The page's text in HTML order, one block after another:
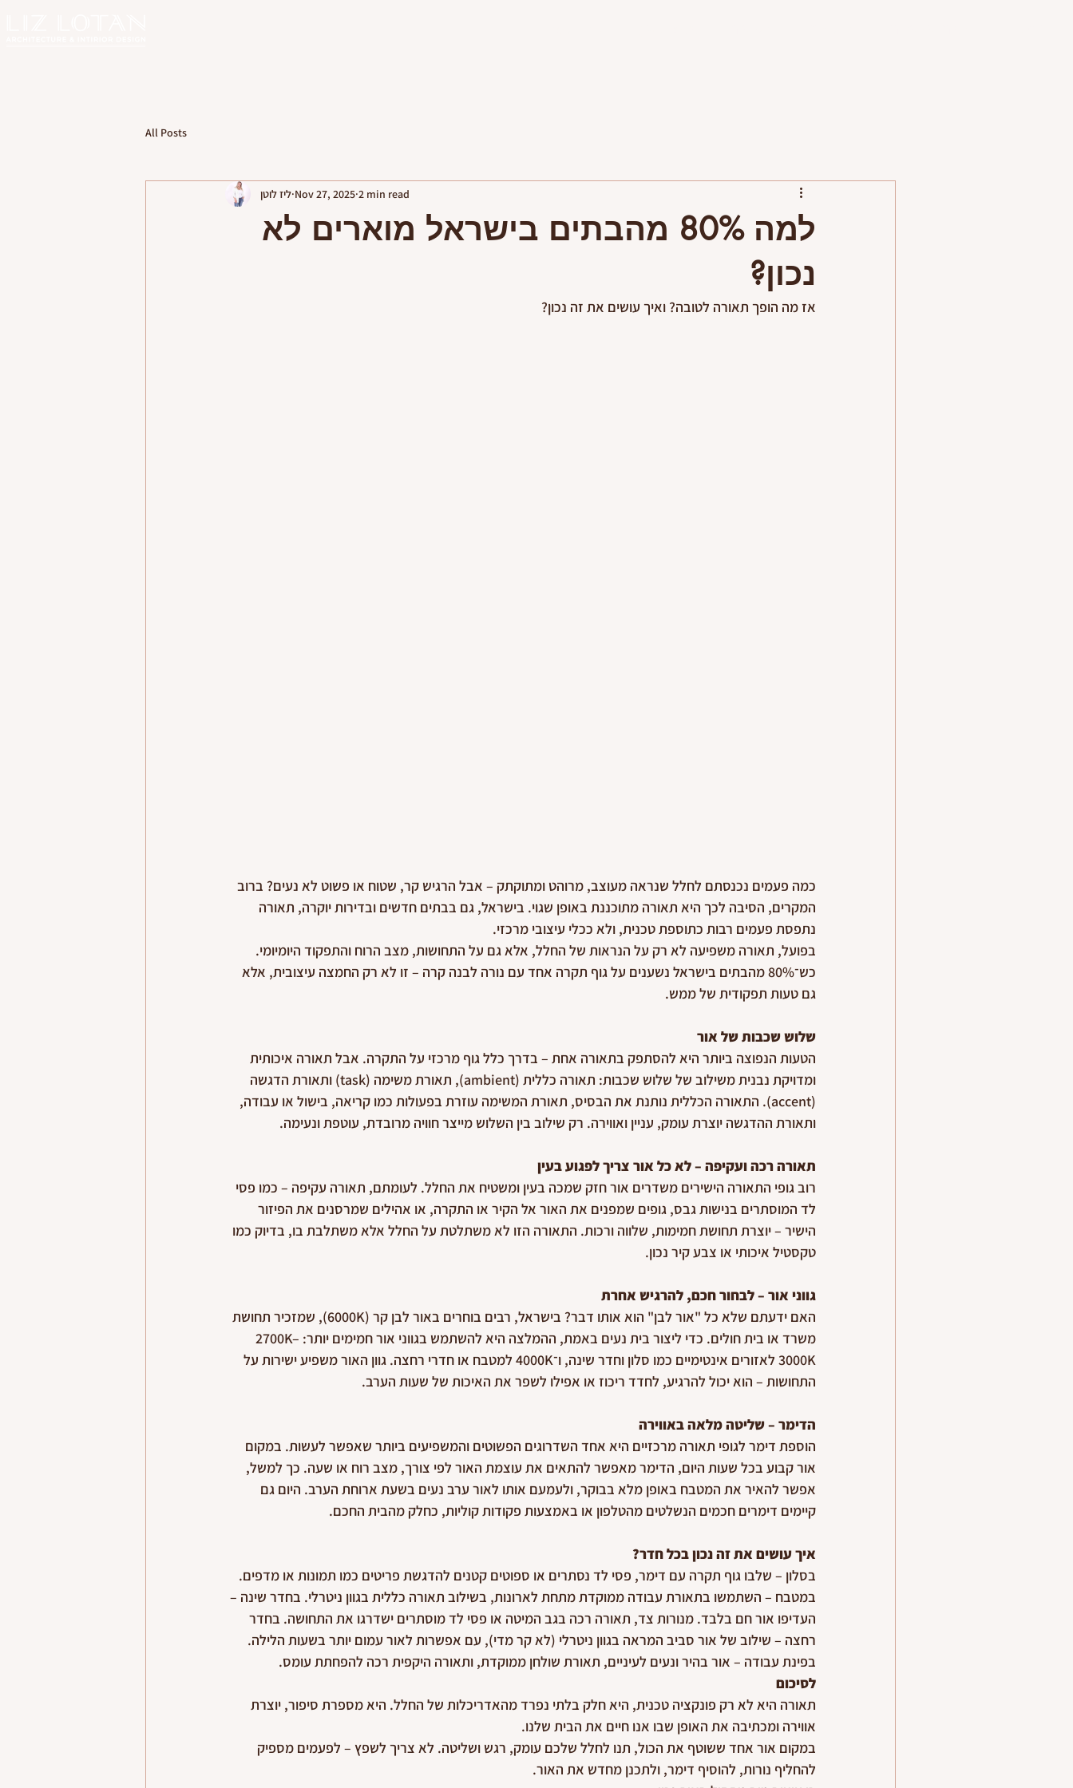
All Posts
למה 80% מהבתים בישראל מוארים לא
נכון?
ליז לוטן Nov 27, 2025 2 min read
אז מה הופך תאורה לטובה? ואיך עושים את זה נכון?
כמה פעמים נכנסתם לחלל שנראה מעוצב, מרוהט ומתוקתק – אבל הרגיש קר, שטוח או פשוט לא נעים? ברוב
המקרים, הסיבה לכך היא תאורה מתוכננת באופן שגוי. בישראל, גם בבתים חדשים ובדירות יוקרה, תאורה
נתפסת פעמים רבות כתוספת טכנית, ולא ככלי עיצובי מרכזי.
בפועל, תאורה משפיעה לא רק על הנראות של החלל, אלא גם על התחושות, מצב הרוח והתפקוד היומיומי.
כש־80% מהבתים בישראל נשענים על גוף תקרה אחד עם נורה לבנה קרה – זו לא רק החמצה עיצובית, אלא
גם טעות תפקודית של ממש.
שלוש שכבות של אור
הטעות הנפוצה ביותר היא להסתפק בתאורה אחת – בדרך כלל גוף מרכזי על התקרה. אבל תאורה איכותית
ומדויקת נבנית משילוב של שלוש שכבות: תאורה כללית (ambient), תאורת משימה (task) ותאורת הדגשה
(accent). התאורה הכללית נותנת את הבסיס, תאורת המשימה עוזרת בפעולות כמו קריאה, בישול או עבודה,
ותאורת ההדגשה יוצרת עומק, עניין ואווירה. רק שילוב בין השלוש מייצר חוויה מרובדת, עוטפת ונעימה.
תאורה רכה ועקיפה – לא כל אור צריך לפגוע בעין
רוב גופי התאורה הישירים משדרים אור חזק שמכה בעין ומשטיח את החלל. לעומתם, תאורה עקיפה – כמו פסי
לד המוסתרים בנישות גבס, גופים שמפנים את האור אל הקיר או התקרה, או אהילים שמרסנים את הפיזור
הישיר – יוצרת תחושת חמימות, שלווה ורכות. התאורה הזו לא משתלטת על החלל אלא משתלבת בו, בדיוק כמו
טקסטיל איכותי או צבע קיר נכון.
גווני אור – לבחור חכם, להרגיש אחרת
האם ידעתם שלא כל "אור לבן" הוא אותו דבר? בישראל, רבים בוחרים באור לבן קר (6000K), שמזכיר תחושת
משרד או בית חולים. כדי ליצור בית נעים באמת, ההמלצה היא להשתמש בגווני אור חמימים יותר: 2700K–
3000K לאזורים אינטימיים כמו סלון וחדר שינה, ו־4000K למטבח או חדרי רחצה. גוון האור משפיע ישירות על
התחושות – הוא יכול להרגיע, לחדד ריכוז או אפילו לשפר את האיכות של שעות הערב.
הדימר – שליטה מלאה באווירה
הוספת דימר לגופי תאורה מרכזיים היא אחד השדרוגים הפשוטים והמשפיעים ביותר שאפשר לעשות. במקום
אור קבוע בכל שעות היום, הדימר מאפשר להתאים את עוצמת האור לפי צורך, מצב רוח או שעה. כך למשל,
אפשר להאיר את המטבח באופן מלא בבוקר, ולעמעם אותו לאור ערב נעים בשעת ארוחת הערב. היום גם
קיימים דימרים חכמים הנשלטים מהטלפון או באמצעות פקודות קוליות, כחלק מהבית החכם.
איך עושים את זה נכון בכל חדר?
בסלון – שלבו גוף תקרה עם דימר, פסי לד נסתרים או ספוטים קטנים להדגשת פריטים כמו תמונות או מדפים.
במטבח – השתמשו בתאורת עבודה ממוקדת מתחת לארונות, בשילוב תאורה כללית בגוון ניטרלי. בחדר שינה –
העדיפו אור חם בלבד. מנורות צד, תאורה רכה בגב המיטה או פסי לד מוסתרים ישדרגו את התחושה. בחדר
רחצה – שילוב של אור סביב המראה בגוון ניטרלי (לא קר מדי), עם אפשרות לאור עמום יותר בשעות הלילה.
בפינת עבודה – אור בהיר ונעים לעיניים, תאורת שולחן ממוקדת, ותאורה היקפית רכה להפחתת עומס.
לסיכום
תאורה היא לא רק פונקציה טכנית, היא חלק בלתי נפרד מהאדריכלות של החלל. היא מספרת סיפור, יוצרת
אווירה ומכתיבה את האופן שבו אנו חיים את הבית שלנו.
במקום אור אחד ששוטף את הכול, תנו לחלל שלכם עומק, רגש ושליטה. לא צריך לשפץ – לפעמים מספיק
להחליף נורות, להוסיף דימר, ולתכנן מחדש את האור.